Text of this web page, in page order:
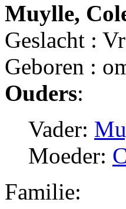
Muylle,
Geslacht :
Geboren :
Ouders:
Vader:
Moeder:
Familie: